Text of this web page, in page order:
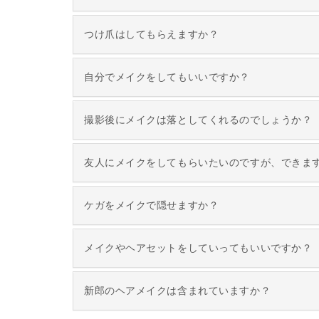
つけ爪はしてもらえますか？
自分でメイクをしてもいいですか？
撮影後にメイクは落としてくれるのでしょうか？
友人にメイクをしてもらいたいのですが、できま
ケガをメイクで隠せますか？
メイクやヘアセットをしていってもいいですか？
新郎のヘアメイクは含まれていますか？